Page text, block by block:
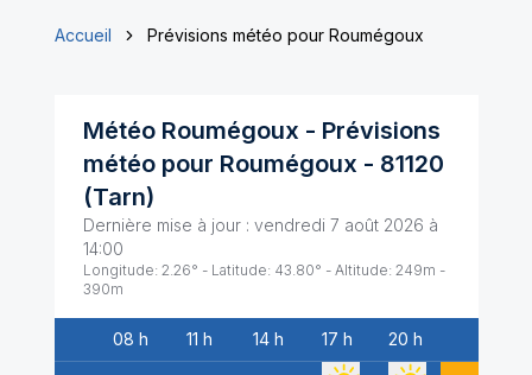
Accueil Prévisions météo pour Roumégoux
Météo Roumégoux - Prévisions
météo pour Roumégoux - 81120
(Tarn)
Dernière mise à jour : vendredi 7 août 2026 à
14:00
Longitude: 2.26° - Latitude: 43.80° - Altitude: 249m -
390m
Date
08 h 11 h 14 h 17 h 20 h